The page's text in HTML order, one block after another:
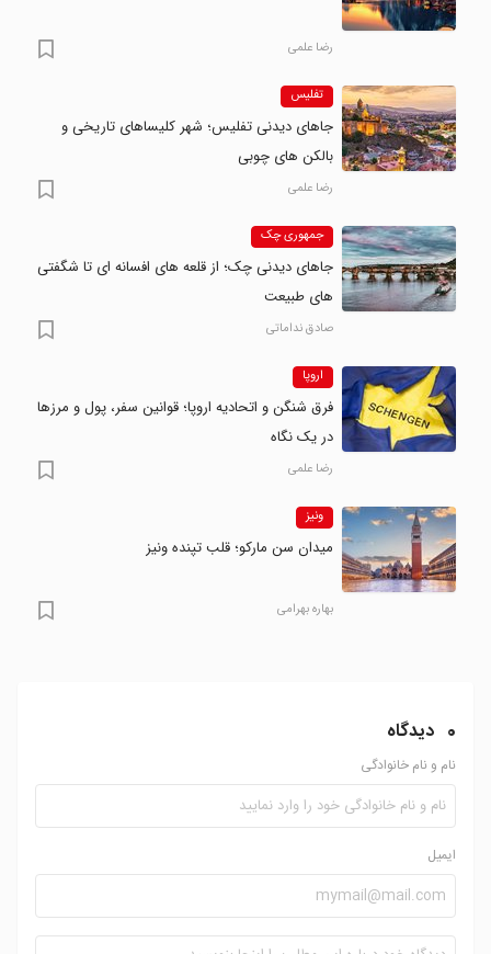
رضا علمی
تفلیس
جاهای دیدنی تفلیس؛ شهر کلیساهای تاریخی و
بالکن های چوبی
رضا علمی
جمهوری چک
جاهای دیدنی چک؛ از قلعه های افسانه ای تا شگفتی
های طبیعت
صادق نداماتی
اروپا
فرق شنگن و اتحادیه اروپا؛ قوانین سفر، پول و مرزها
در یک نگاه
رضا علمی
ونیز
میدان سن مارکو؛ قلب تپنده ونیز
بهاره بهرامی
0 دیدگاه
نام و نام خانوادگی
ایمیل